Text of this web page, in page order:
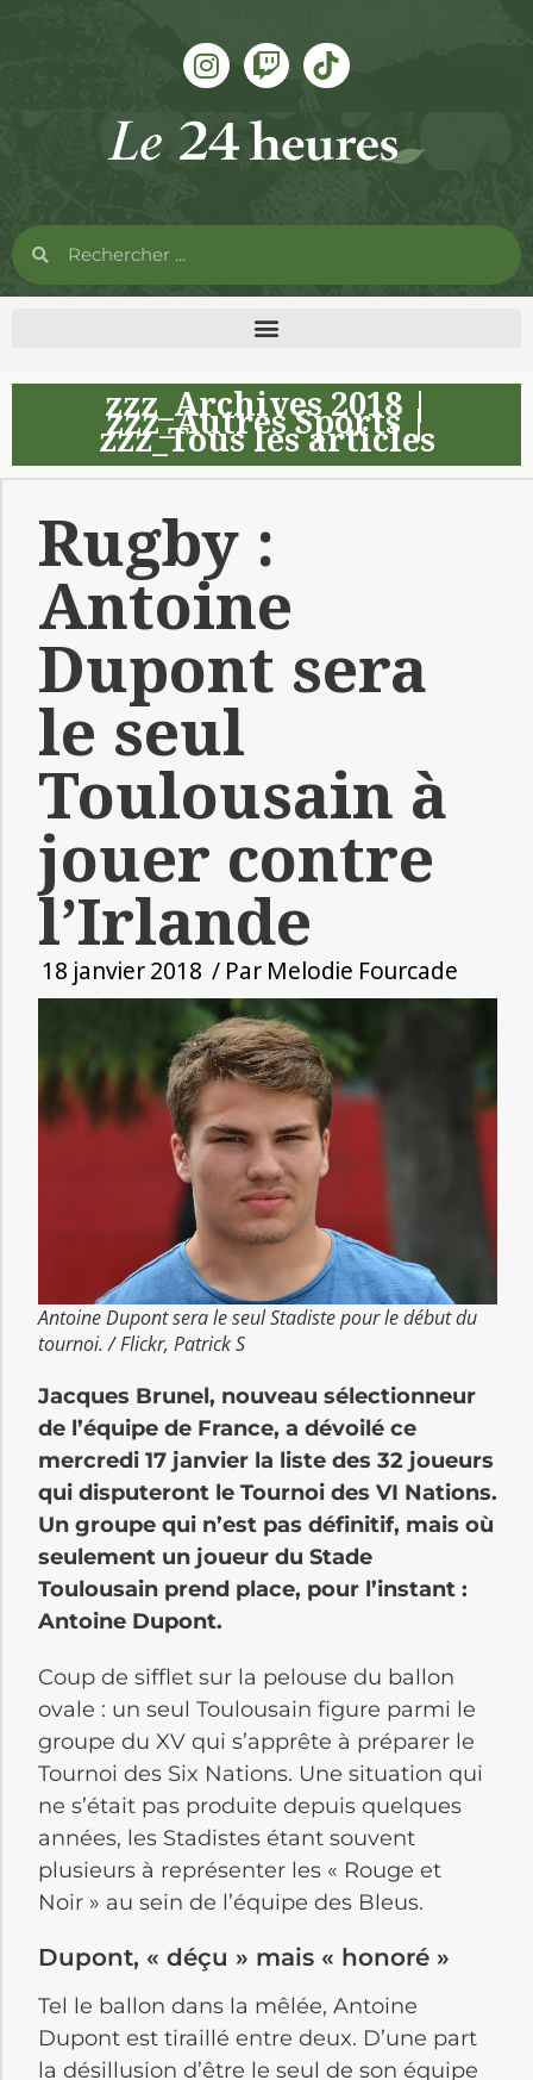
zzz_Archives 2018|
zzz_Autres Sports|
zzz_Tous les articles
Rugby :
Antoine
Dupont sera
le seul
Toulousain à
jouer contre
l’Irlande
18 janvier 2018 / Par Melodie Fourcade
Antoine Dupont sera le seul Stadiste pour le début du
tournoi. / Flickr, Patrick S
Jacques Brunel, nouveau sélectionneur
de l’équipe de France, a dévoilé ce
mercredi 17 janvier la liste des 32 joueurs
qui disputeront le Tournoi des VI Nations.
Un groupe qui n’est pas définitif, mais où
seulement un joueur du Stade
Toulousain prend place, pour l’instant :
Antoine Dupont.
Coup de sifflet sur la pelouse du ballon
ovale : un seul Toulousain figure parmi le
groupe du XV qui s’apprête à préparer le
Tournoi des Six Nations. Une situation qui
ne s’était pas produite depuis quelques
années, les Stadistes étant souvent
plusieurs à représenter les « Rouge et
Noir » au sein de l’équipe des Bleus.
Dupont, « déçu » mais « honoré »
Tel le ballon dans la mêlée, Antoine
Dupont est tiraillé entre deux. D’une part
la désillusion d’être le seul de son équipe